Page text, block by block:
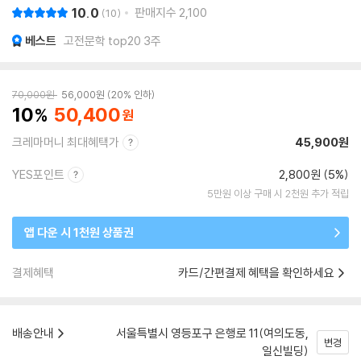
10.0 10 판매지수 2,100
베스트 고전문학 top20 3주
70,000원 56,000원 20% 인하
10 50,400
크레마머니 최대혜택가 45,900원
YES포인트 2,800원 (5%)
5만원 이상 구매 시 2천원 추가 적립
앱 다운 시 1천원 상품권
결제혜택 카드/간편결제 혜택을 확인하세요
배송안내
서울특별시 영등포구 은행로 11(여의도동,
일신빌딩)
변경